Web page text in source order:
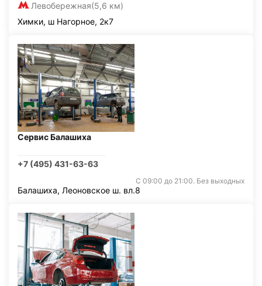
Левобережная(5,6 км)
Химки, ш Нагорное, 2к7
Сервис Балашиха
+7 (495) 431-63-63
С 09:00 до 21:00. Без выходных
Балашиха, Леоновское ш. вл.8